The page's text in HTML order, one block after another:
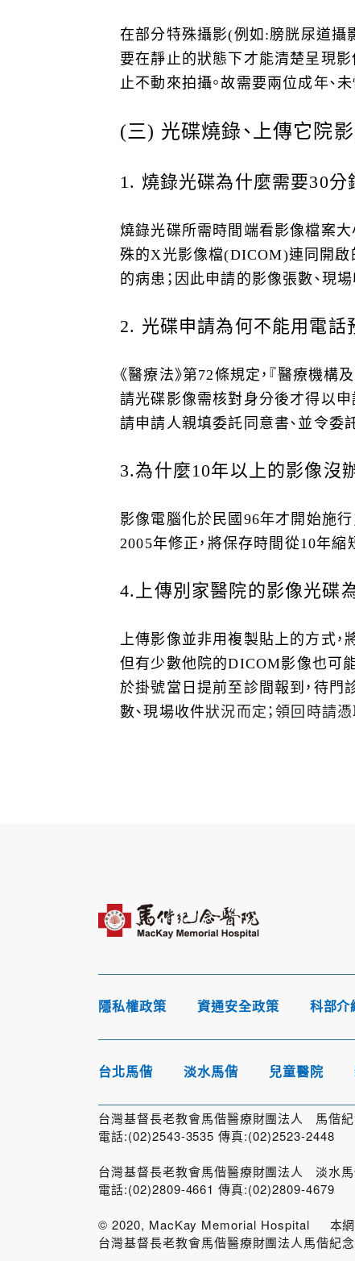
在部分特殊攝影(例如:膀胱尿道攝
要在靜止的狀態下才能清楚呈現影
止不動來拍攝。故需要兩位成年、
(三) 光碟燒錄、上傳它院
1. 燒錄光碟為什麼需要30分
燒錄光碟所需時間端看影像檔案大
殊的X光影像檔(DICOM)連同開啟
的病患；因此申請的影像張數、現
2. 光碟申請為何不能用電話
《醫療法》第72條規定，『醫療機
請光碟影像需核對身分後才得以申
請申請人親填委託同意書、並令委
3.為什麼10年以上的影像沒
影像電腦化於民國96年才開始施行
2005年修正，將保存時間從10年縮
4. 上傳別家醫院的影像光碟
上傳影像並非用複製貼上的方式
但有少數他院的DICOM影像也可
於掛號當日提前至診間報到，待門
數、現場收件狀況而定；領回時請
隱私權政策 資通安全政策 科部介
台北馬偕 淡水馬偕 兒童醫院
台灣基督長老教會馬偕醫療財團法人 馬偕
電話:(02)2543-3535 傳真:(02)2523-2448
台灣基督長老教會馬偕醫療財團法人 淡水
電話:(02)2809-4661 傳真:(02)2809-4679
© 2020, MacKay Memorial Hospital 本網
台灣基督長老教會馬偕醫療財團法人馬偕紀